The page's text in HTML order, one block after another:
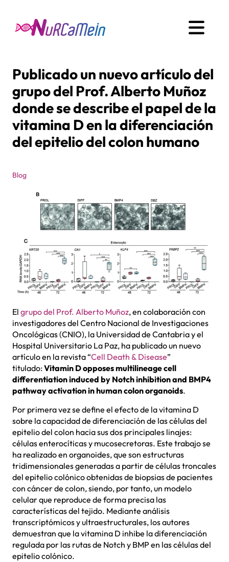
Publicado un nuevo artículo del
grupo del Prof. Alberto Muñoz
donde se describe el papel de la
vitamina D en la diferenciación
del epitelio del colon humano
Blog
El grupo del Prof. Alberto Muñoz, en colaboración con
investigadores del Centro Nacional de Investigaciones
Oncológicas (CNIO), la Universidad de Cantabria y el
Hospital Universitario La Paz, ha publicado un nuevo
artículo en la revista “Cell Death & Disease”
titulado:Vitamin D opposes multilineage cell
differentiation induced by Notch inhibition and BMP4
pathway activation in human colon organoids.
Por primera vez se define el efecto de la vitamina D
sobre la capacidad de diferenciación de las células del
epitelio del colon hacia sus dos principales linajes:
células enterocíticas y mucosecretoras. Este trabajo se
ha realizado en organoides, que son estructuras
tridimensionales generadas a partir de células troncales
del epitelio colónico obtenidas de biopsias de pacientes
con cáncer de colon, siendo, por tanto, un modelo
celular que reproduce de forma precisa las
características del tejido. Mediante análisis
transcriptómicos y ultraestructurales, los autores
demuestran que la vitamina D inhibe la diferenciación
regulada por las rutas de Notch y BMP en las células del
epitelio colónico.